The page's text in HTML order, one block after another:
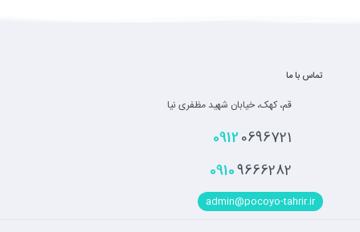
تماس با ما
قم، کهک، خیابان شهید مظفری نیا
09120696721
09109666282
admin@pocoyo-tahrir.ir